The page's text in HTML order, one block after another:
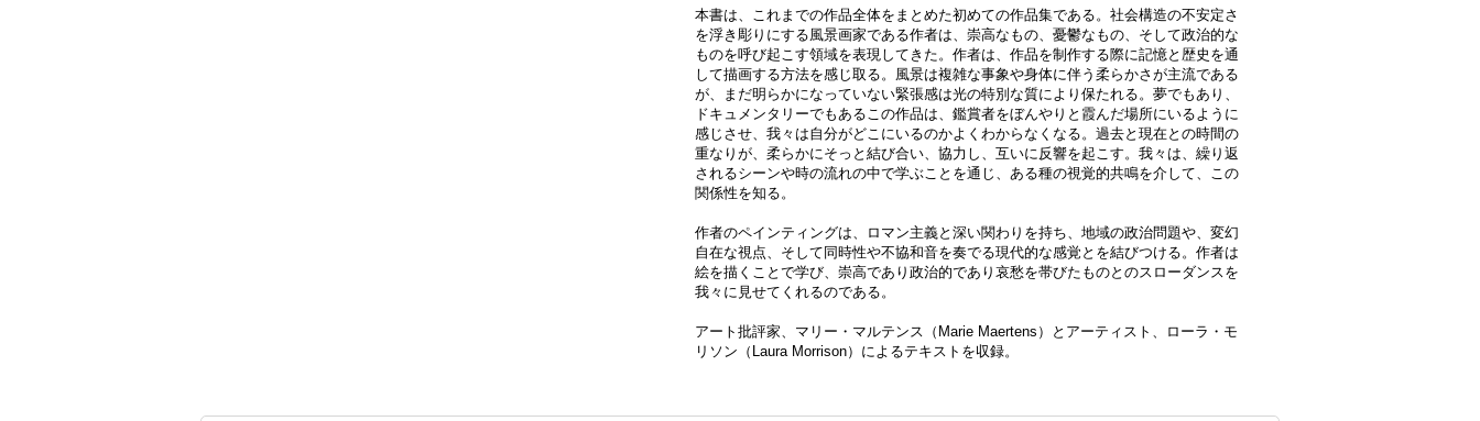
本書は、これまでの作品全体をまとめた初めての作品集である。社会構造の不安定さ
を浮き彫りにする風景画家である作者は、崇高なもの、憂鬱なもの、そして政治的な
ものを呼び起こす領域を表現してきた。作者は、作品を制作する際に記憶と歴史を通
して描画する方法を感じ取る。風景は複雑な事象や身体に伴う柔らかさが主流である
が、まだ明らかになっていない緊張感は光の特別な質により保たれる。夢でもあり、
ドキュメンタリーでもあるこの作品は、鑑賞者をぼんやりと霞んだ場所にいるように
感じさせ、我々は自分がどこにいるのかよくわからなくなる。過去と現在との時間の
重なりが、柔らかにそっと結び合い、協力し、互いに反響を起こす。我々は、繰り返
されるシーンや時の流れの中で学ぶことを通じ、ある種の視覚的共鳴を介して、この
関係性を知る。
作者のペインティングは、ロマン主義と深い関わりを持ち、地域の政治問題や、変幻
自在な視点、そして同時性や不協和音を奏でる現代的な感覚とを結びつける。作者は
絵を描くことで学び、崇高であり政治的であり哀愁を帯びたものとのスローダンスを
我々に見せてくれるのである。
アート批評家、マリー・マルテンス（Marie Maertens）とアーティスト、ローラ・モ
リソン（Laura Morrison）によるテキストを収録。